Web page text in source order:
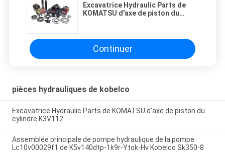
Excavatrice Hydraulic Parts de
KOMATSU d'axe de piston du
Continuer
pièces hydrauliques de kobelco
Excavatrice Hydraulic Parts de KOMATSU d'axe de piston du
cylindre K3V112
Assemblée principale de pompe hydraulique de la pompe
Lc10v00029f1 de K5v140dtp-1k9r-Ytok-Hv Kobelco Sk350-8